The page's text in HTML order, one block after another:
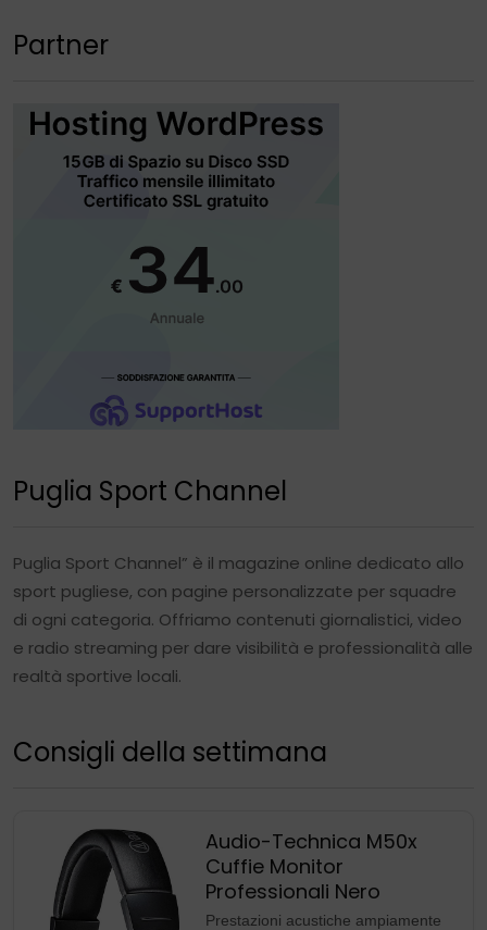
Partner
Puglia Sport Channel
Puglia Sport Channel” è il magazine online dedicato allo
sport pugliese, con pagine personalizzate per squadre
di ogni categoria. Offriamo contenuti giornalistici, video
e radio streaming per dare visibilità e professionalità alle
realtà sportive locali.
Consigli della settimana
Audio-Technica M50x
Cuffie Monitor
Professionali Nero
Prestazioni acustiche ampiamente